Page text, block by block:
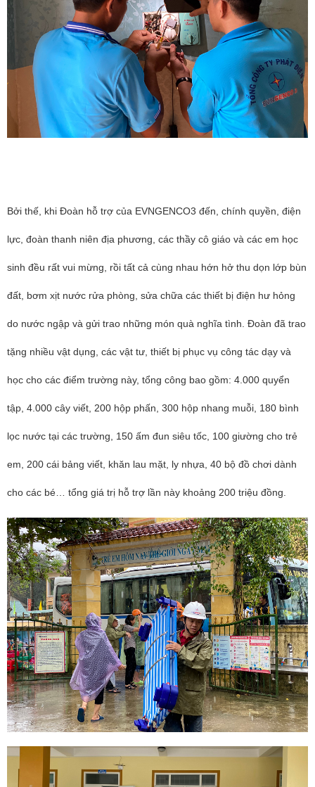
Bởi thế, khi Đoàn hỗ trợ của EVNGENCO3 đến, chính quyền, điện
lực, đoàn thanh niên địa phương, các thầy cô giáo và các em học
sinh đều rất vui mừng, rồi tất cả cùng nhau hớn hở thu dọn lớp bùn
đất, bơm xịt nước rửa phòng, sửa chữa các thiết bị điện hư hỏng
do nước ngập và gửi trao những món quà nghĩa tình. Đoàn đã trao
tặng nhiều vật dụng, các vật tư, thiết bị phục vụ công tác dạy và
học cho các điểm trường này, tổng công bao gồm: 4.000 quyển
tập, 4.000 cây viết, 200 hộp phấn, 300 hộp nhang muỗi, 180 bình
lọc nước tại các trường, 150 ấm đun siêu tốc, 100 giường cho trẻ
em, 200 cái bảng viết, khăn lau mặt, ly nhựa, 40 bộ đồ chơi dành
cho các bé… tổng giá trị hỗ trợ lần này khoảng 200 triệu đồng.